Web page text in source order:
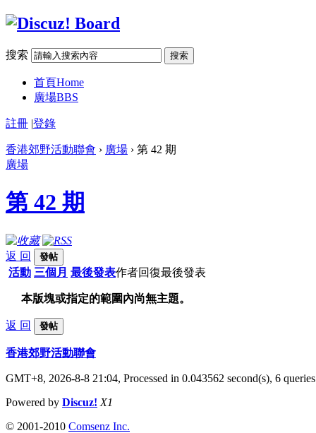
搜索 搜索
首頁Home
廣場BBS
註冊 |登錄
香港郊野活動聯會 › 廣場 › 第 42 期
廣場
第 42 期
返 回 發帖
活動 三個月 最後發表作者回復最後發表
本版塊或指定的範圍內尚無主題。
返 回 發帖
香港郊野活動聯會
GMT+8, 2026-8-8 21:04, Processed in 0.043562 second(s), 6 queries
Powered by Discuz! X1
© 2001-2010 Comsenz Inc.